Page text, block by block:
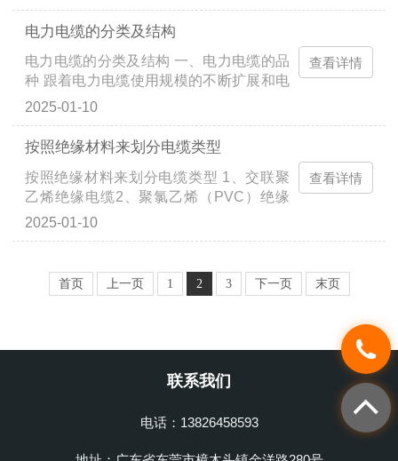
信电缆、射频电缆等。...
电力电缆的分类及结构
电力电缆的分类及结构 一、电力电缆的品
种 跟着电力电缆使用规模的不断扩展和电
网对电力电缆提出的新要求，制作电力电
压等级逐步增高，...
2025-01-10
查看详情
按照绝缘材料来划分电缆类型
按照绝缘材料来划分电缆类型 1、交联聚
乙烯绝缘电缆2、聚氯乙烯（PVC）绝缘
电缆3、聚乙烯（PE）绝缘电缆4、橡胶绝
2025-01-10
查看详情
首页 上一页 1 2 3 下一页 末页
联系我们
电话：13826458593